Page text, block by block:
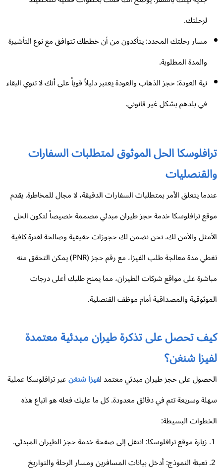
لرحلتك.
مسار رحلتك المحدد: يتأكدون من أن خططك تتوافق مع نوع التأشيرة
والمدة المطلوبة.
نية العودة: حجز الذهاب والعودة يعتبر دليلاً قوياً على أنك لا تنوي البقاء
في بلدهم بشكل غير قانوني.
الحل الموثوق لمتطلبات السفارات
يتعلق الأمر بمتطلبات السفارات الدقيقة، لا مجال للمخاطرة. يقدم
ترافلوسكا خدمة حجز طيران مبدئي مصممة خصيصاً لتكون الحل
والآمن لك. نحن نضمن لك حجوزات حقيقية وصالحة لفترة كافية
تغطي مدة معالجة طلب الفيزا، مع رقم حجز (PNR) يمكن التحقق منه
على مواقع شركات الطيران، مما يمنح طلبك أعلى درجات
والمصداقية أمام موظف القنصلية.
تحصل على تذكرة طيران مبدئية معتمدة
شنغن؟
على حجز طيران مبدئي معتمد لفيزا شنغنعبر ترافلوسكا عملية
وسريعة تتم في دقائق معدودة. كل ما عليك فعله هو اتباع هذه
البسيطة:
زيارة موقع ترافلوسكا: انتقل إلى صفحة خدمة حجز الطيران المبدئي.
تعبئة النموذج: أدخل بيانات المسافرين ومسار الرحلة والتواريخ